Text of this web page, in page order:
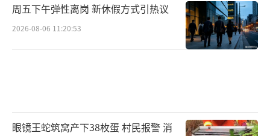
周五下午弹性离岗 新休假方式引热议
2026-08-06 11:20:53
眼镜王蛇筑窝产下38枚蛋 村民报警 消